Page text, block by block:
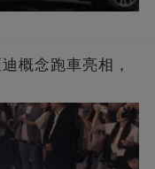
概念跑車亮相，